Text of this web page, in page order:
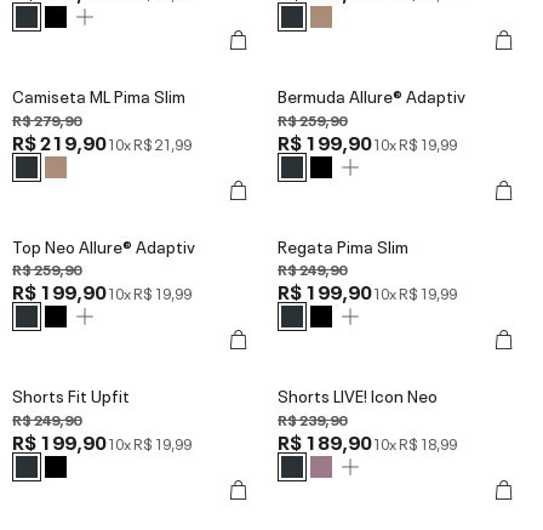
Camiseta ML Pima Slim
R$ 279,90
R$ 219,9010xR$ 21,99
Bermuda Allure® Adaptiv
R$ 259,90
R$ 199,9010xR$ 19,99
Top Neo Allure® Adaptiv
R$ 259,90
R$ 199,9010xR$ 19,99
Regata Pima Slim
R$ 249,90
R$ 199,9010xR$ 19,99
Shorts Fit Upfit
R$ 249,90
R$ 199,9010xR$ 19,99
Shorts LIVE! Icon Neo
R$ 239,90
R$ 189,9010xR$ 18,99